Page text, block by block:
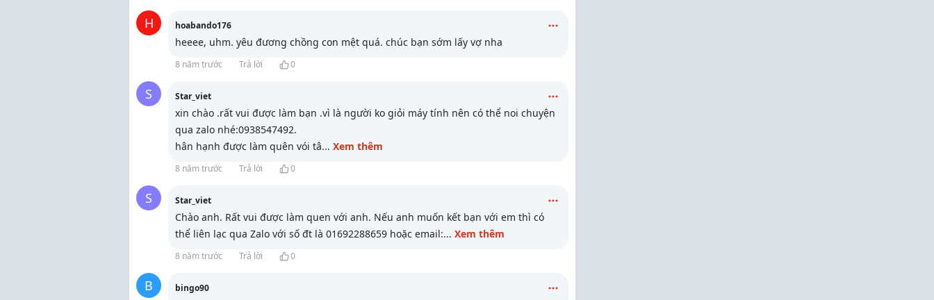
H hoabando176
heeee, uhm. yêu đương chồng con mệt quá. chúc bạn sớm lấy vợ nha
8 năm trước Trả lời 0
S Star_viet
xin chào .rất vui được làm bạn .vì là người ko giỏi máy tính nên có thể noi chuyện
qua zalo nhé:0938547492.
hân hạnh được làm quên vói tâ... Xem thêm
8 năm trước Trả lời 0
S Star_viet
Chào anh. Rất vui được làm quen với anh. Nếu anh muốn kết bạn với em thì có
thể liên lạc qua Zalo với số đt là 01692288659 hoặc email:... Xem thêm
8 năm trước Trả lời 0
B bingo90